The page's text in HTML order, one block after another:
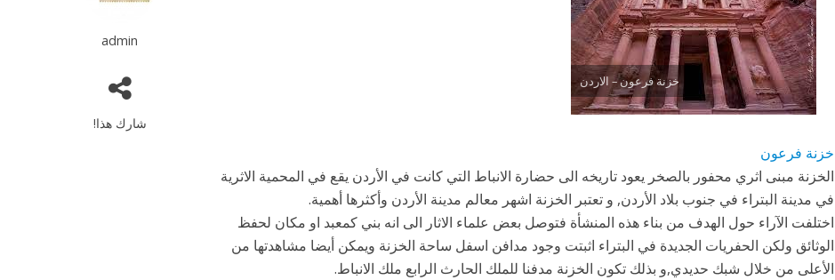
admin
شارك هذا!
خزنة فرعون – الاردن
خزنة فرعون
الخزنة مبنى اثري محفور بالصخر يعود تاريخه الى حضارة الانباط التي كانت في الأردن يقع في المحمية الاثرية
في مدينة البتراء في جنوب بلاد الأردن, و تعتبر الخزنة اشهر معالم مدينة الأردن وأكثرها أهمية.
اختلفت الآراء حول الهدف من بناء هذه المنشأة فتوصل بعض علماء الاثار الى انه بني كمعبد او مكان لحفظ
الوثائق ولكن الحفريات الجديدة في البتراء اثبتت وجود مدافن اسفل ساحة الخزنة ويمكن أيضا مشاهدتها من
الأعلى من خلال شبك حديدي,و بذلك تكون الخزنة مدفنا للملك الحارث الرابع ملك الانباط.